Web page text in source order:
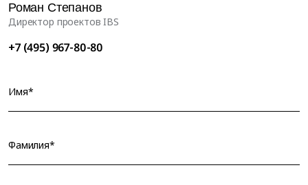
Роман Степанов
Директор проектов IBS
+7 (495) 967-80-80
Имя*
Фамилия*